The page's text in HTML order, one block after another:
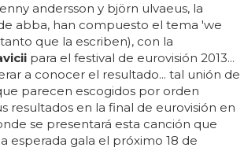
andersson y björn ulvaeus, la
abba, han compuesto el tema 'we
que la escriben), con la
para el festival de eurovisión 2013...
a conocer el resultado... tal unión de
parecen escogidos por orden
resultados en la final de eurovisión en
se presentará esta canción que
esperada gala el próximo 18 de